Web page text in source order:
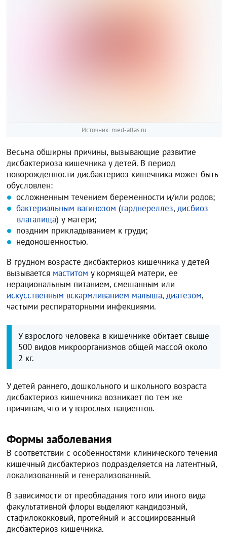
Источник: med-atlas.ru
Весьма обширны причины, вызывающие развитие
дисбактериоза кишечника у детей. В период
новорожденности дисбактериоз кишечника может быть
обусловлен:
осложненным течением беременности и/или родов;
бактериальным вагинозом (гарднереллез,дисбиоз
влагалища) у матери;
поздним прикладыванием к груди;
недоношенностью.
В грудном возрасте дисбактериоз кишечника у детей
вызывается маститом у кормящей матери, ее
нерациональным питанием, смешанным или
искусственным вскармливанием малыша,диатезом,
частыми респираторными инфекциями.
У взрослого человека в кишечнике обитает свыше
500 видов микроорганизмов общей массой около
2 кг.
У детей раннего, дошкольного и школьного возраста
дисбактериоз кишечника возникает по тем же
причинам, что и у взрослых пациентов.
Формы заболевания
В соответствии с особенностями клинического течения
кишечный дисбактериоз подразделяется на латентный,
локализованный и генерализованный.
В зависимости от преобладания того или иного вида
факультативной флоры выделяют кандидозный,
стафилококковый, протейный и ассоциированный
дисбактериоз кишечника.